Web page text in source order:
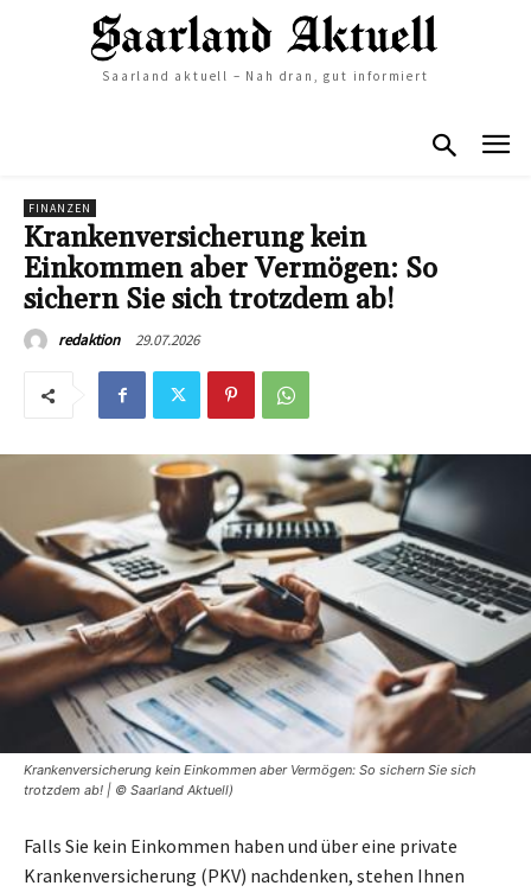
Saarland aktuell – Nah dran, gut informiert
FINANZEN
Krankenversicherung kein
Einkommen aber Vermögen: So
sichern Sie sich trotzdem ab!
redaktion 29.07.2026
Krankenversicherung kein Einkommen aber Vermögen: So sichern Sie sich
trotzdem ab! | © Saarland Aktuell)
Falls Sie kein Einkommen haben und über eine private
Krankenversicherung (PKV) nachdenken, stehen Ihnen